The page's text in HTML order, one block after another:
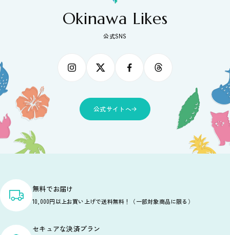
Okinawa Likes
公式SNS
公式サイトへ
無料でお届け
10,000円以上お買い上げで送料無料！（一部対象商品に限る）
セキュアな決済プラン